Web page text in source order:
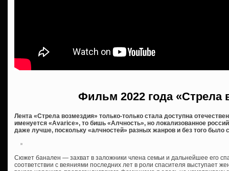
Фильм 2022 года «Стрела
Лента «Стрела возмездия» только-только стала доступна
именуется «Avarice», то бишь «Алчность», но локализованное
даже лучше, поскольку «алчностей» разных жанров и без того было
Сюжет банален — захват в заложники члена семьи и дальнейшее его
соответствии с веяниями последних лет в роли спасителя выступает